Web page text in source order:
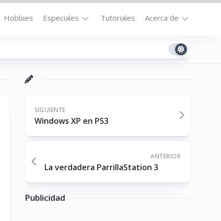
Hobbies Especiales
la
Destacados
Downloads
Tutoriales Acerca de
Contacto
Policy
SIGUIENTE
Windows XP en PS3
ANTERIOR
La verdadera ParrillaStation 3
Publicidad